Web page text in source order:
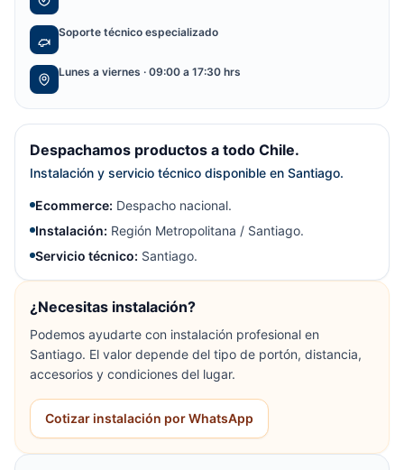
Soporte técnico especializado
Lunes a viernes · 09:00 a 17:30 hrs
Despachamos productos a todo Chile.
Instalación y servicio técnico disponible en Santiago.
Ecommerce: Despacho nacional.
Instalación: Región Metropolitana / Santiago.
Servicio técnico: Santiago.
¿Necesitas instalación?
Podemos ayudarte con instalación profesional en
Santiago. El valor depende del tipo de portón, distancia,
accesorios y condiciones del lugar.
Cotizar instalación por WhatsApp